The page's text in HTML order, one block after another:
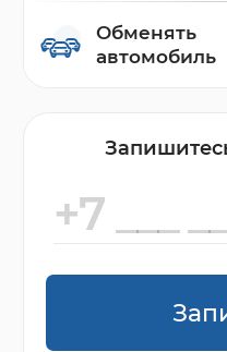
Обменять
автомобиль